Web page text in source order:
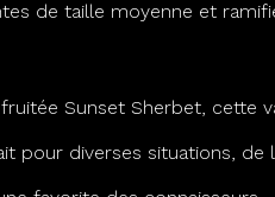
de taille moyenne et
Sunset Sherbet, cette
pour diverses situations, de